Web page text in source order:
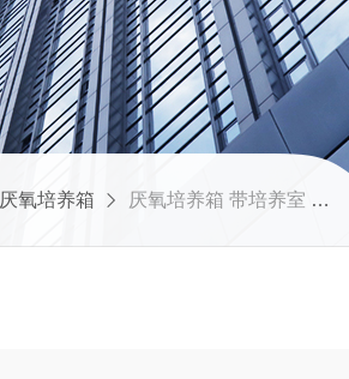
厌氧培养箱 厌氧培养箱 带培养室 YQX-II